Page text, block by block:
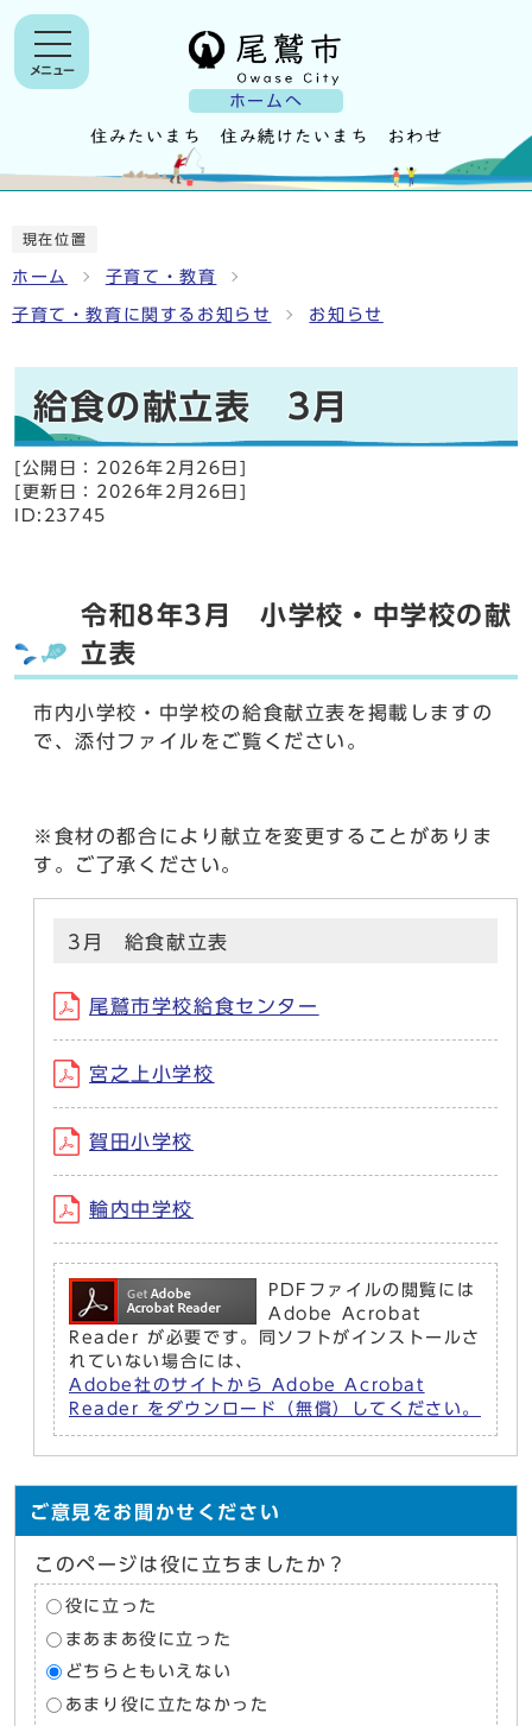
ホームへ
メニュー
現在位置
ホーム 子育て・教育
子育て・教育に関するお知らせ お知らせ
給食の献立表 3月
[公開日： 2026年2月26日
[更新日： 2026年2月26日
ID:23745
令和8年3月 小学校・中学校の献
立表
市内小学校・中学校の給食献立表を掲載しますの
で、添付ファイルをご覧ください。
※食材の都合により献立を変更することがありま
す。ご了承ください。
3月 給食献立表
尾鷲市学校給食センター
宮之上小学校
賀田小学校
輪内中学校
PDFファイルの閲覧には
Adobe Acrobat
Reader が必要です。同ソフトがインストールさ
れていない場合には、
Adobe社のサイトから Adobe Acrobat
Reader をダウンロード（無償）してください。
ご意見をお聞かせください
このページは役に立ちましたか？
役に立った
まあまあ役に立った
どちらともいえない
あまり役に立たなかった